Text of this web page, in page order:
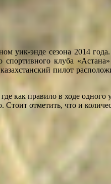
уик-энде сезона 2014
клуба
пилот
как правило в ходе
отметить, что и